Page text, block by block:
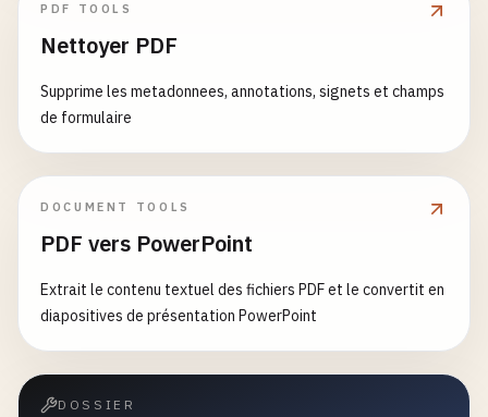
PDF TOOLS
Nettoyer PDF
Supprime les metadonnees, annotations, signets et champs
de formulaire
DOCUMENT TOOLS
PDF vers PowerPoint
Extrait le contenu textuel des fichiers PDF et le convertit en
diapositives de présentation PowerPoint
DOSSIER